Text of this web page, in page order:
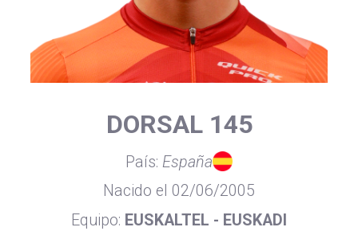
DORSAL 145
País: España
Nacido el 02/06/2005
Equipo: EUSKALTEL - EUSKADI